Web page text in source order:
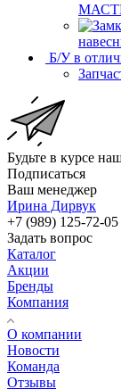
Б/У в
Будьте в курсе
Подписаться
Ваш менеджер
Ирина Дирвук
+7 (989) 125-72-05
Задать вопрос
Каталог
Акции
Бренды
Компания
О компании
Новости
Команда
Отзывы